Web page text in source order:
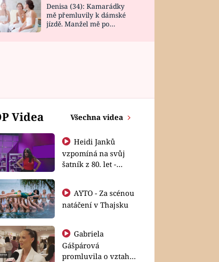
Denisa (34): Kamarádky
mě přemluvily k dámské
jízdě. Manžel mě po
Videa Všechna videa
Heidi Janků
vzpomíná na svůj
šatník z 80. let -
natáčení v Thajsku
Gabriela
Gášpárová
promluvila o vztahu